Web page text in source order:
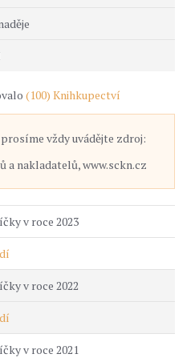
(100) Knihkupectví
vždy uvádějte zdroj:
a nakladatelů, www.sckn.cz
v roce 2023
v roce 2022
v roce 2021